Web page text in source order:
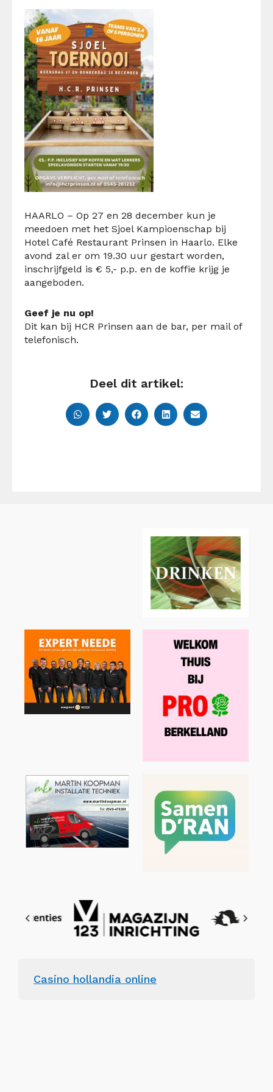
HAARLO – Op 27 en 28 december kun je
meedoen met het Sjoel Kampioenschap bij
Hotel Café Restaurant Prinsen in Haarlo. Elke
avond zal er om 19.30 uur gestart worden,
inschrijfgeld is € 5,- p.p. en de koffie krijg je
aangeboden.
Geef je nu op!
Dit kan bij HCR Prinsen aan de bar, per mail of
telefonisch.
Deel dit artikel:
Casino hollandia online